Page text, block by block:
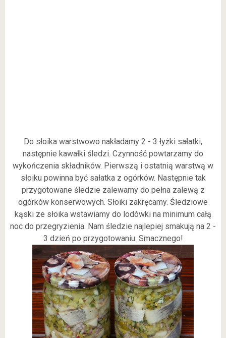
Do słoika warstwowo nakładamy 2 - 3 łyżki sałatki,
następnie kawałki śledzi. Czynność powtarzamy do
wykończenia składników. Pierwszą i ostatnią warstwą w
słoiku powinna być sałatka z ogórków. Następnie tak
przygotowane śledzie zalewamy do pełna zalewą z
ogórków konserwowych. Słoiki zakręcamy. Śledziowe
kąski ze słoika wstawiamy do lodówki na minimum całą
noc do przegryzienia. Nam śledzie najlepiej smakują na 2 -
3 dzień po przygotowaniu. Smacznego!